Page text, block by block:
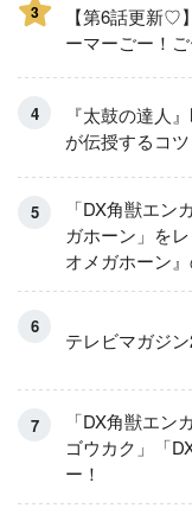
3
【第6話更新♡
ーマーごー！
『太鼓の達人
が伝授するコツ
「DX角獣エン
ガホーン」を
オメガホーン
テレビマガジ
「DX角獣エ
ゴウカク」「
ー！